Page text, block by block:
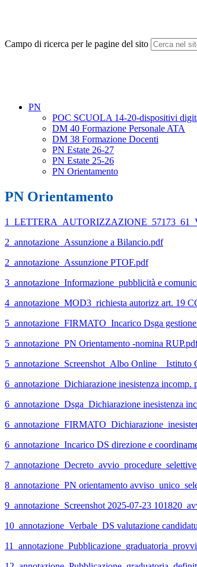
Campo di ricerca per le pagine del sito
PN
POC SCUOLA 14-20-dispositivi
DM 40 Formazione Personale ATA
DM 38 Formazione Docenti
PN Estate 26-27
PN Estate 25-26
PN Orientamento
PN Orientamento
2_annotazione_Assunzione a Bilancio.pdf
2_annotazione_Assunzione PTOF.pdf
3_annotazione_Informazione_pubblicità e
4_annotazione_MOD3_richiesta autorizz art. 19
5_annotazione_FIRMATO_Incarico Dsga
5_annotazione_PN Orientamento -nomina
5_annotazione_Screenshot_Albo Online _
6_annotazione_Dichiarazione inesistenza incomp.
6_annotazione_Dsga_Dichiarazione inesistenza
6_annotazione_Incarico DS direzione e
8_annotazione_PN orientamento
9_annotazione_Screenshot 2025-07-23
10_annotazione_Verbale_DS valutazione